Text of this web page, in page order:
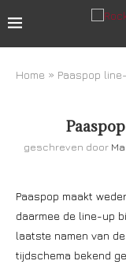
Home » Paaspop
geschreven door
Paaspop maakt
daarmee de line-up
laatste namen van
tijdschema bekend